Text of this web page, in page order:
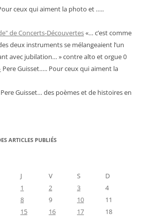
ceux qui aiment la photo et …..
de Concerts-Découvertes«… c’est comme
deux instruments se mélangeaient l’un
avec jubilation… » contre alto et orgue 0
Pere Guisset….. Pour ceux qui aiment la
Pere Guisset… des poèmes et de histoires en
ARTICLES PUBLIÉS
J V S
D
1
2 3
4
8 9 10
11
15 16 17
18